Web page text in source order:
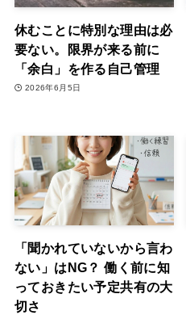
休むことに特別な理由は必
要ない。限界が来る前に
「余白」を作る自己管理
2026年6月5日
「聞かれていないから言わ
ない」はNG？ 働く前に知
っておきたい予定共有の大
切さ